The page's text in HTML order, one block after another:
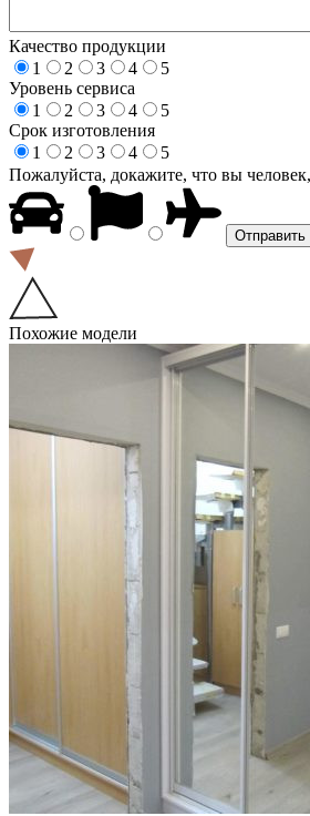
Качество продукции
1
2 3 4
5
Уровень сервиса
1
2 3 4
5
Срок изготовления
1
2 3 4
5
Пожалуйста, докажите, что вы
Похожие модели